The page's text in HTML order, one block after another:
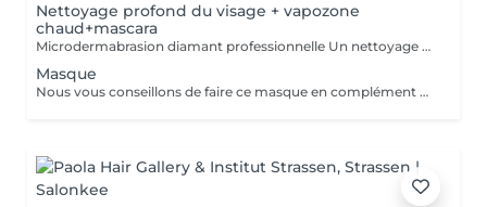
Nettoyage profond du visage + vapozone
chaud+mascara
Microdermabrasion diamant professionnelle Un nettoyage profond du visage grâce qui exfolient délicatement la couche superficielle de la peau, éliminant ainsi les cellules mortes et les impuretés. Ce processus est suivi d'une aspiration des particules exfoliées, garantissant une peau plus nette et plus éclatante. Pulvérisation de nano-chaleur : L'air chaud aide à ouvrir les pores, facilitant ainsi l'élimination des impuretés et optimisant l'absorption des soins appliqués par la suite. Recommandation : Nous conseillons d'appliquer un masque hydratant après ce traitement pour apaiser et nourrir la peau en profondeur. Idéal pour les adolescents souffrant d'acné, ce soin contribue à purifier la peau et à réduire les imperfections.
Masque
Nous vous conseillons de faire ce masque en complément des traitements visage.